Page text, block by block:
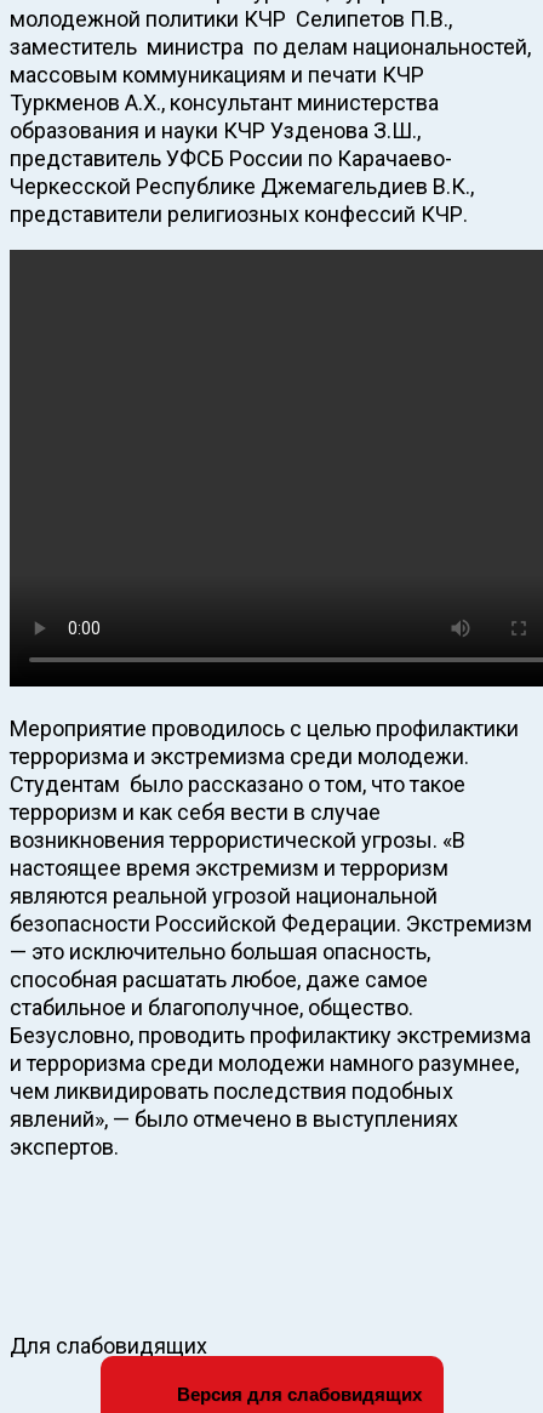
молодежной политики КЧР Селипетов П.В.,
заместитель министра по делам национальностей,
массовым коммуникациям и печати КЧР
Туркменов А.Х., консультант министерства
образования и науки КЧР Узденова З.Ш.,
представитель УФСБ России по Карачаево-
Черкесской Республике Джемагельдиев В.К.,
представители религиозных конфессий КЧР.
Мероприятие проводилось с целью профилактики
терроризма и экстремизма среди молодежи.
Студентам было рассказано о том, что такое
терроризм и как себя вести в случае
возникновения террористической угрозы. «В
настоящее время экстремизм и терроризм
являются реальной угрозой национальной
безопасности Российской Федерации. Экстремизм
— это исключительно большая опасность,
способная расшатать любое, даже самое
стабильное и благополучное, общество.
Безусловно, проводить профилактику экстремизма
и терроризма среди молодежи намного разумнее,
чем ликвидировать последствия подобных
явлений», — было отмечено в выступлениях
экспертов.
Для слабовидящих
Версия для слабовидящих